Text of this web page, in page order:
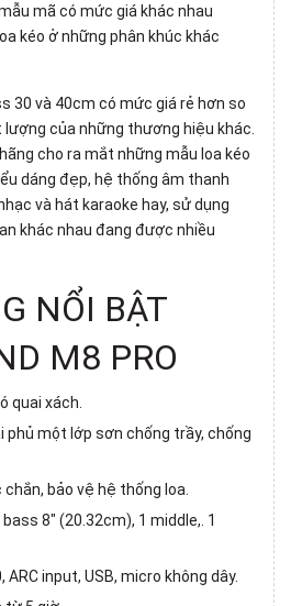
mã có mức giá khác nhau
kéo ở những phân khúc khác
30 và 40cm có mức giá rẻ hơn so
của những thương hiệu khác.
cho ra mắt những mẫu loa kéo
dáng đẹp, hệ thống âm thanh
và hát karaoke hay, sử dụng
khác nhau đang được nhiều
NỔI BẬT
M8 PRO
quai xách.
phủ một lớp sơn chống trầy, chống
chắn, bảo vệ hệ thống loa.
8" (20.32cm), 1 middle,. 1
input, USB, micro không dây.